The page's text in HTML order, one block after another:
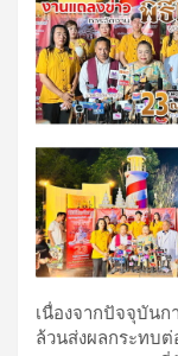
เนื่องจากปัจจุบัน
ล้วนส่งผลกระทบ